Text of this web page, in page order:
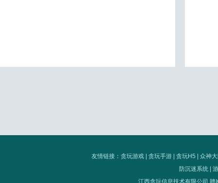
友情链接： 贪玩游戏 贪玩手游 贪玩H5
众神
防沉迷系统|
江西贪玩信息技术有限公司 赣